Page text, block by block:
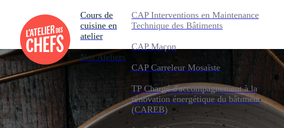
Cours de
cuisine en
atelier
Nos Ateliers
CAP Interventions en Maintenance
Technique des Bâtiments
CAP Maçon
CAP Carreleur Mosaïste
TP Chargé d'accompagnement à la
rénovation énergétique du bâtiment
(CAREB)